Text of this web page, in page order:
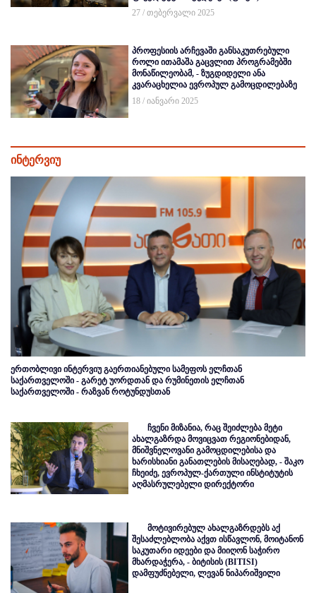
27 / თებერვალი 2025
პროფესიის არჩევაში განსაკუთრებული
როლი ითამაშა გაცვლით პროგრამებში
მონაწილეობამ, - ზუგდიდელი ანა
კვარაცხელია ევროპულ გამოცდილებაზე
18 / იანვარი 2025
ინტერვიუ
ერთობლივი ინტერვიუ გაერთიანებული სამეფოს ელჩთან
საქართველოში - გარეტ უორდთან და რუმინეთის ელჩთან
საქართველოში - რაზვან როტუნდუსთან
ჩვენი მიზანია, რაც შეიძლება მეტი
ახალგაზრდა მოვიცვათ რეგიონებიდან,
მნიშვნელოვანი გამოცდილებისა და
ხარისხიანი განათლების მისაღებად, - შაკო
ჩხეიძე, ევროპულ-ქართული ინსტიტუტის
აღმასრულებელი დირექტორი
მოტივირებულ ახალგაზრდებს აქ
შესაძლებლობა აქვთ ისწავლონ, მოიტანონ
საკუთარი იდეები და მიიღონ საჭირო
მხარდაჭერა, - ბიტისის (BITISI)
დამფუძნებელი, ლევან ნიპარიშვილი